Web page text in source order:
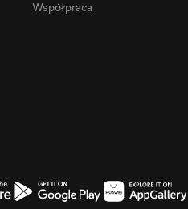
Współpraca